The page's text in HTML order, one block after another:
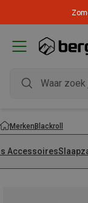
MerkenBlackroll
Accessoires